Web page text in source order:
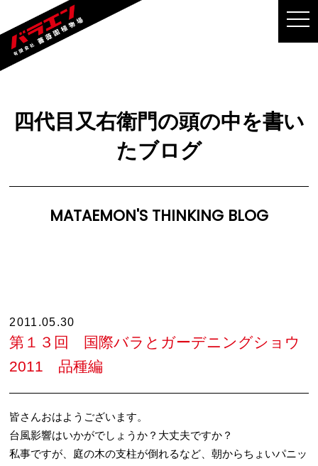
四代目又右衛門の頭の中を書い
たブログ
MATAEMON'S THINKING BLOG
2011.05.30
第１３回 国際バラとガーデニングショウ
2011 品種編
皆さんおはようございます。
台風影響はいかがでしょうか？大丈夫ですか？
私事ですが、庭の木の支柱が倒れるなど、朝からちょいパニッ